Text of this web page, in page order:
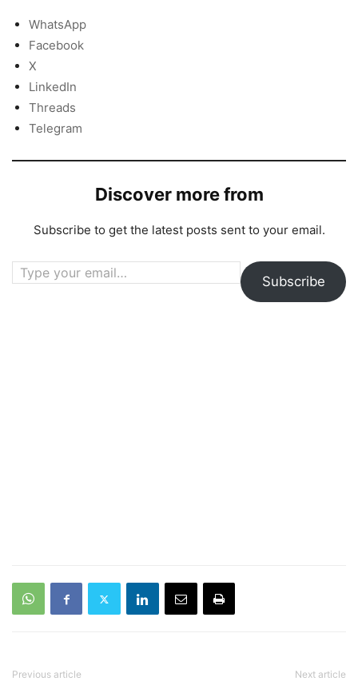
WhatsApp
Facebook
X
LinkedIn
Threads
Telegram
Discover more from
Subscribe to get the latest posts sent to your email.
Type your email…
Subscribe
Previous article Next article